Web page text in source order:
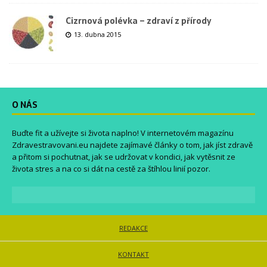
Cizrnová polévka – zdraví z přírody
13. dubna 2015
O NÁS
Buďte fit a užívejte si života naplno! V internetovém magazínu
Zdravestravovani.eu najdete zajímavé články o tom, jak jíst zdravě
a přitom si pochutnat, jak se udržovat v kondici, jak vytěsnit ze
života stres a na co si dát na cestě za štíhlou linií pozor.
REDAKCE
KONTAKT